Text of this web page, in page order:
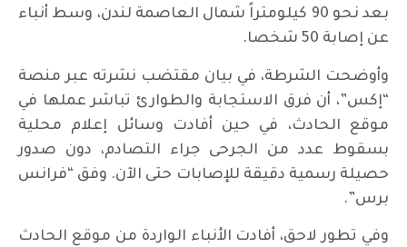
بعد نحو 90 كيلومتراً شمال العاصمة لندن، وسط أنباء
عن إصابة 50 شخصا.
وأوضحت الشرطة، في بيان مقتضب نشرته عبر منصة
“إكس”، أن فرق الاستجابة والطوارئ تباشر عملها في
موقع الحادث، في حين أفادت وسائل إعلام محلية
بسقوط عدد من الجرحى جراء التصادم، دون صدور
حصيلة رسمية دقيقة للإصابات حتى الآن. وفق “فرانس
برس”.
وفي تطور لاحق، أفادت الأنباء الواردة من موقع الحادث